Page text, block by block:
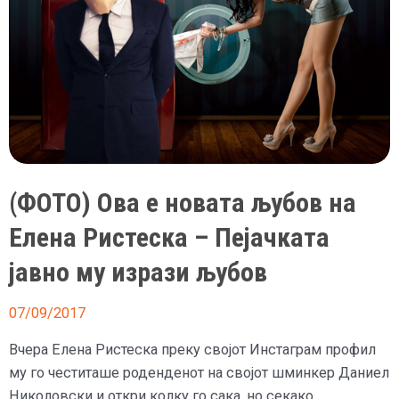
(ФОТО) Ова е новата љубов на
Елена Ристеска – Пејачката
јавно му изрази љубов
07/09/2017
Вчера Елена Ристеска преку својот Инстаграм профил
му го честиташе роденденот на својот шминкер Даниел
Николовски и откри колку го сака, но секако